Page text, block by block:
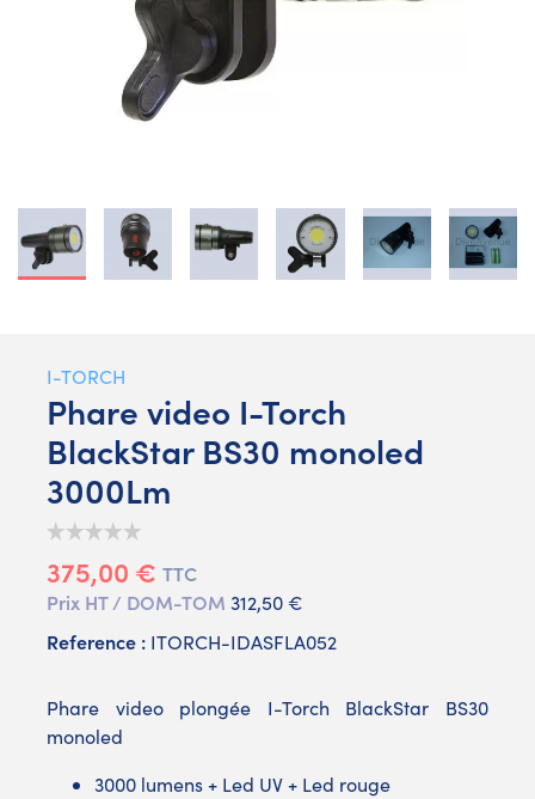
I-TORCH
Phare video I-Torch
BlackStar BS30 monoled
3000Lm
375,00 € TTC
Prix HT / DOM-TOM 312,50 €
Reference : ITORCH-IDASFLA052
Phare video plongée I-Torch BlackStar BS30
monoled
3000 lumens + Led UV + Led rouge